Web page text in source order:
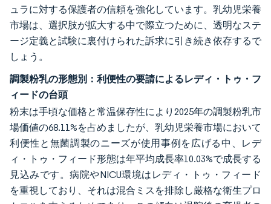
ュラに対する保護者の信頼を強化しています。乳幼児栄養
市場は、選択肢が拡大する中で際立つために、透明なステ
ージ定義と試験に裏付けられた訴求に引き続き依存するで
しょう。
調製粉乳の形態別：利便性の要請によるレディ・トゥ・フ
ィードの台頭
粉末は手頃な価格と常温保存性により2025年の調製粉乳市
場価値の68.11%を占めましたが、乳幼児栄養市場において
利便性と無菌調製のニーズが使用事例を広げる中、レデ
ィ・トゥ・フィード形態は年平均成長率10.03%で成長する
見込みです。病院やNICU環境はレディ・トゥ・フィード
を重視しており、それは混合ミスを排除し厳格な衛生プロ